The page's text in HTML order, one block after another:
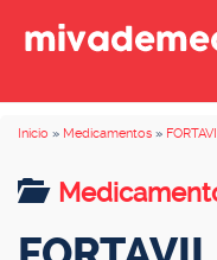
Inicio » Medicamentos »